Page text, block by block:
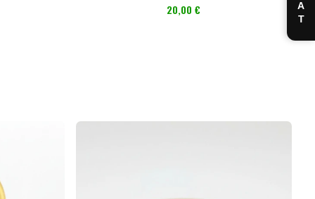
Preis
20,00 €